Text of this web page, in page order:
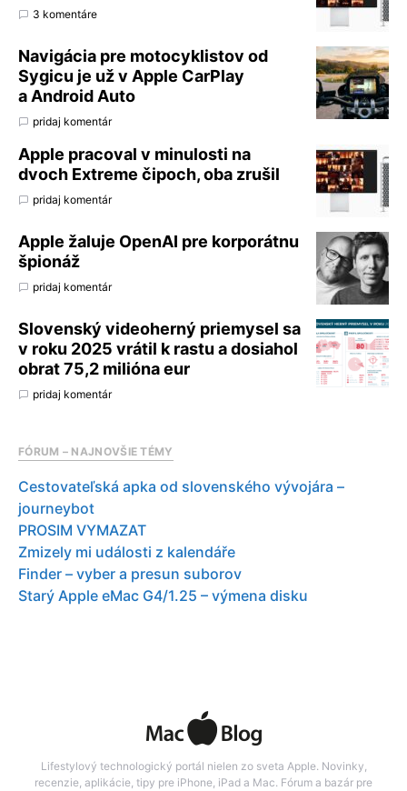
3 komentáre
Navigácia pre motocyklistov od
Sygicu je už v Apple CarPlay
a Android Auto
pridaj komentár
Apple pracoval v minulosti na
dvoch Extreme čipoch, oba zrušil
pridaj komentár
Apple žaluje OpenAI pre korporátnu
špionáž
pridaj komentár
Slovenský videoherný priemysel sa
v roku 2025 vrátil k rastu a dosiahol
obrat 75,2 milióna eur
pridaj komentár
FÓRUM – NAJNOVŠIE TÉMY
Cestovateľská apka od slovenského vývojára –
journeybot
PROSIM VYMAZAT
Zmizely mi události z kalendáře
Finder – vyber a presun suborov
Starý Apple eMac G4/1.25 – výmena disku
Lifestylový technologický portál nielen zo sveta Apple. Novinky,
recenzie, aplikácie, tipy pre iPhone, iPad a Mac. Fórum a bazár pre